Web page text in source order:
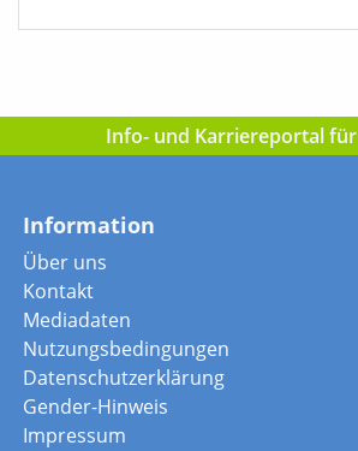
Info- und Karriereportal für
Information
Über uns
Kontakt
Mediadaten
Nutzungsbedingungen
Datenschutzerklärung
Gender-Hinweis
Impressum